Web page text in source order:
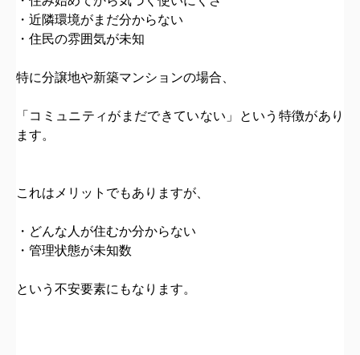
・近隣環境がまだ分からない
・住民の雰囲気が未知
特に分譲地や新築マンションの場合、
「コミュニティがまだできていない」
という特徴があり
ます。
これはメリットでもありますが、
・どんな人が住むか分からない
・管理状態が未知数
という不安要素にもなります。